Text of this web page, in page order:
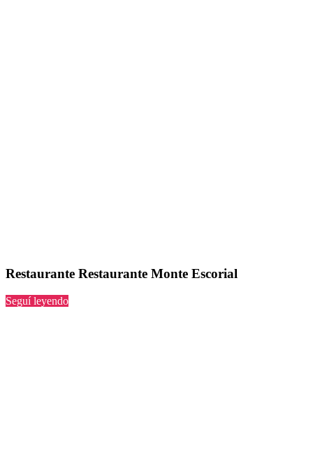
Restaurante Restaurante Monte Escorial
Seguí leyendo“Restaurante